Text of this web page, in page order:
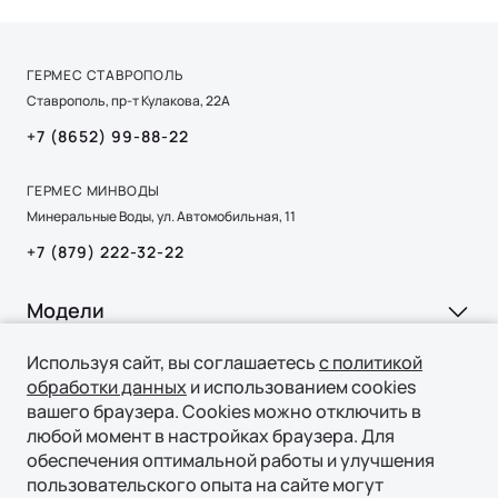
зарядки до 7 кВт/ч). То есть от домашней розетки
220V или от медленных станций зарядки.
«Быстрая» зарядка (DC) осуществляется от
зарядки до 100 кВт/ч) на общественных зарядных
станциях.
ГЕРМЕС СТАВРОПОЛЬ
Ставрополь, пр-т Кулакова, 22А
+7 (8652) 99-88-22
ГЕРМЕС МИНВОДЫ
Минеральные Воды, ул. Автомобильная, 11
+7 (879) 222-32-22
Модели
Ли Л6 | Li L6
Ли Л7 | Li L7
Ли Л9 | Li L9
Покупка
ВЫБОР И ПОКУПКА
Консультация
Владение
СЕРВИС
Используя сайт, вы соглашаетесьс политикой
обработки данных и использованием cookies
вашего браузера. Cookies можно отключить в
любой момент в настройках браузера. Для
обеспечения оптимальной работы и улучшения
пользовательского опыта на сайте могут